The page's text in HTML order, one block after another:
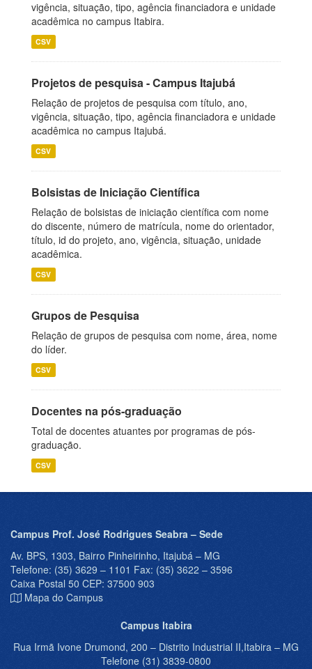
vigência, situação, tipo, agência financiadora e unidade
acadêmica no campus Itabira.
CSV
Projetos de pesquisa - Campus Itajubá
Relação de projetos de pesquisa com título, ano,
vigência, situação, tipo, agência financiadora e unidade
acadêmica no campus Itajubá.
CSV
Bolsistas de Iniciação Científica
Relação de bolsistas de iniciação científica com nome
do discente, número de matrícula, nome do orientador,
título, id do projeto, ano, vigência, situação, unidade
acadêmica.
CSV
Grupos de Pesquisa
Relação de grupos de pesquisa com nome, área, nome
do líder.
CSV
Docentes na pós-graduação
Total de docentes atuantes por programas de pós-
graduação.
CSV
Campus Prof. José Rodrigues Seabra – Sede
Av. BPS, 1303, Bairro Pinheirinho, Itajubá – MG
Telefone: (35) 3629 – 1101 Fax: (35) 3622 – 3596
Caixa Postal 50 CEP: 37500 903
Mapa do Campus
Campus Itabira
Rua Irmã Ivone Drumond, 200 – Distrito Industrial II,Itabira – MG
Telefone (31) 3839-0800